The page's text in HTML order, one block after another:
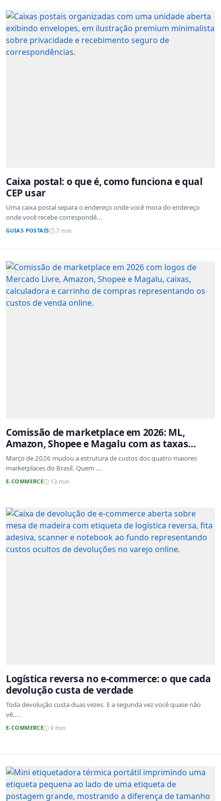
Caixa postal: o que é, como funciona e qual
CEP usar
Uma caixa postal separa o endereço onde você mora do endereço
onde você recebe correspondê...
GUIAS POSTAIS 7 min
Comissão de marketplace em 2026: ML,
Amazon, Shopee e Magalu com as taxas
atualizadas
Março de 2026 mudou a estrutura de custos dos quatro maiores
marketplaces do Brasil. Quem ...
E-COMMERCE 13 min
Logística reversa no e-commerce: o que cada
devolução custa de verdade
Toda devolução custa duas vezes. E a segunda vez você quase não
vê....
E-COMMERCE 9 min